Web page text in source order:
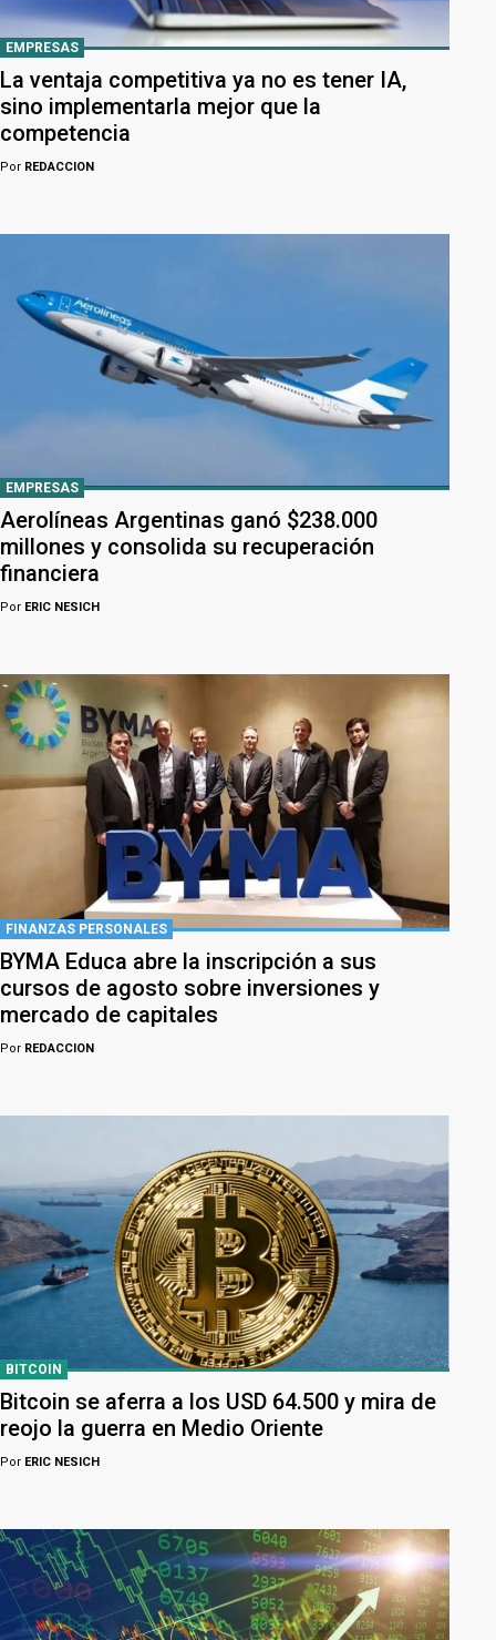
EMPRESAS
La ventaja competitiva ya no es tener IA,
sino implementarla mejor que la
competencia
Por REDACCION
EMPRESAS
Aerolíneas Argentinas ganó $238.000
millones y consolida su recuperación
financiera
Por ERIC NESICH
FINANZAS PERSONALES
BYMA Educa abre la inscripción a sus
cursos de agosto sobre inversiones y
mercado de capitales
Por REDACCION
BITCOIN
Bitcoin se aferra a los USD 64.500 y mira de
reojo la guerra en Medio Oriente
Por ERIC NESICH